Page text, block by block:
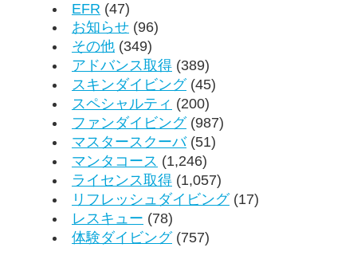
EFR (47)
お知らせ (96)
その他 (349)
アドバンス取得 (389)
スキンダイビング(45)
スペシャルティ (200)
ファンダイビング(987)
マスタースクーバ(51)
マンタコース (1,246)
ライセンス取得 (1,057)
リフレッシュダイビング(17)
レスキュー (78)
体験ダイビング(757)